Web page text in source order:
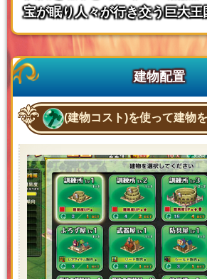
宝が眠り人々が行き交う巨大王
建物配置
(建物コスト)を使って建物